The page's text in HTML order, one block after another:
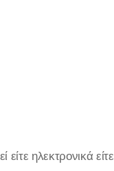
ηλεκτρονικά είτε